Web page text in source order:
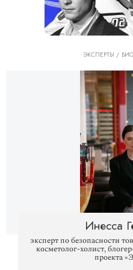
ЭКСПЕРТЫ
Инесса
эксперт по безопасности
косметолог-холист,
проекта